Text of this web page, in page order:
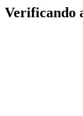
Verificando